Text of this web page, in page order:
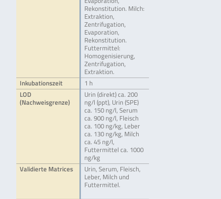
Rekonstitution. Milch:
Extraktion,
Zentrifugation,
Evaporation,
Rekonstitution.
Futtermittel:
Homogenisierung,
Zentrifugation,
Extraktion.
Inkubationszeit
1 h
LOD
(Nachweisgrenze)
Urin (direkt) ca. 200
ng/l (ppt), Urin (SPE)
ca. 150 ng/l, Serum
ca. 900 ng/l, Fleisch
ca. 100 ng/kg, Leber
ca. 130 ng/kg, Milch
ca. 45 ng/l,
Futtermittel ca. 1000
ng/kg
Validierte Matrices
Urin, Serum, Fleisch,
Leber, Milch und
Futtermittel.